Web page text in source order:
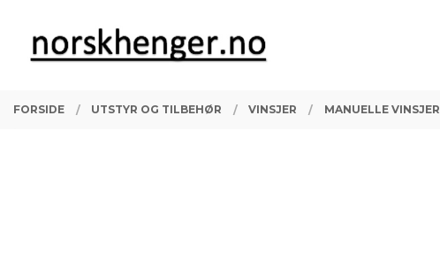
innholdet
PRODUKTER
FORSIDE UTSTYR OG TILBEHØR VINSJER MANUELLE VINSJER